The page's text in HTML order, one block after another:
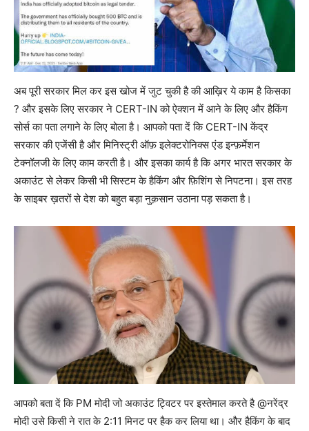
अब पूरी सरकार मिल कर इस खोज में जुट चुकी है की आख़िर ये काम है किसका
? और इसके लिए सरकार ने CERT-IN को ऐक्शन में आने के लिए और हैकिंग
सोर्स का पता लगाने के लिए बोला है। आपको पता दें कि CERT-IN केंद्र
सरकार की एजेंसी है और मिनिस्ट्री ऑफ़ इलेक्टरोनिक्स एंड इन्फ़र्मेशन
टेक्नॉलजी के लिए काम करती है। और इसका कार्य है कि अगर भारत सरकार के
अकाउंट से लेकर किसी भी सिस्टम के हैकिंग और फ़िशिंग से निपटना। इस तरह
के साइबर ख़तरों से देश को बहुत बड़ा नुक़सान उठाना पड़ सकता है।
आपको बता दें कि PM मोदी जो अकाउंट ट्विटर पर इस्तेमाल करते है @नरेंद्र
मोदी उसे किसी ने रात के 2:11 मिनट पर हैक कर लिया था। और हैकिंग के बाद